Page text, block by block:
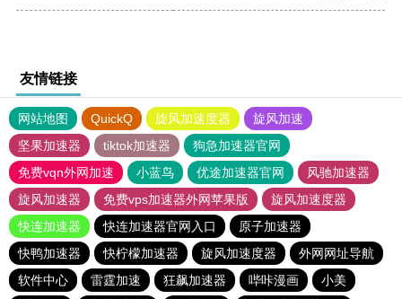
友情链接
网站地图 QuickQ 旋风加速度器
旋风加速
坚果加速器
tiktok加速器
狗急加速器官网
免费vqn外网加速
小蓝鸟 优途加速器官网
风驰加速器
旋风加速器
免费vps加速器外网苹果版
旋风加速度器
快连加速器
快连加速器官网入口
原子加速器
快鸭加速器
快柠檬加速器 旋风加速度器
外网网址导航
软件中心
雷霆加速 狂飙加速器 哔咔漫画
小美